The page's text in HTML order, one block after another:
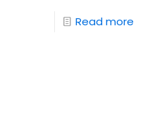
Read more